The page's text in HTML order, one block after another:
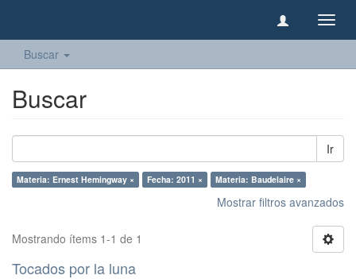
Buscar
Buscar
Ir
Materia: Ernest Hemingway × Fecha: 2011 × Materia: Baudelaire ×
Mostrar filtros avanzados
Mostrando ítems 1-1 de 1
Tocados por la luna